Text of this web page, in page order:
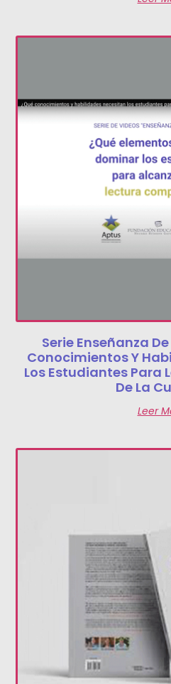
Serie Enseñanza
Conocimientos Y
Los Estudiantes Para
De La
Leer